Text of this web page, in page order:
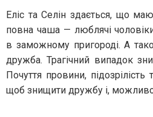
Еліс та Селін здається, що
повна чаша — люблячі
в заможному пригороді. А
дружба. Трагічний випадок
Почуття провини,
щоб знищити дружбу і, можливо,